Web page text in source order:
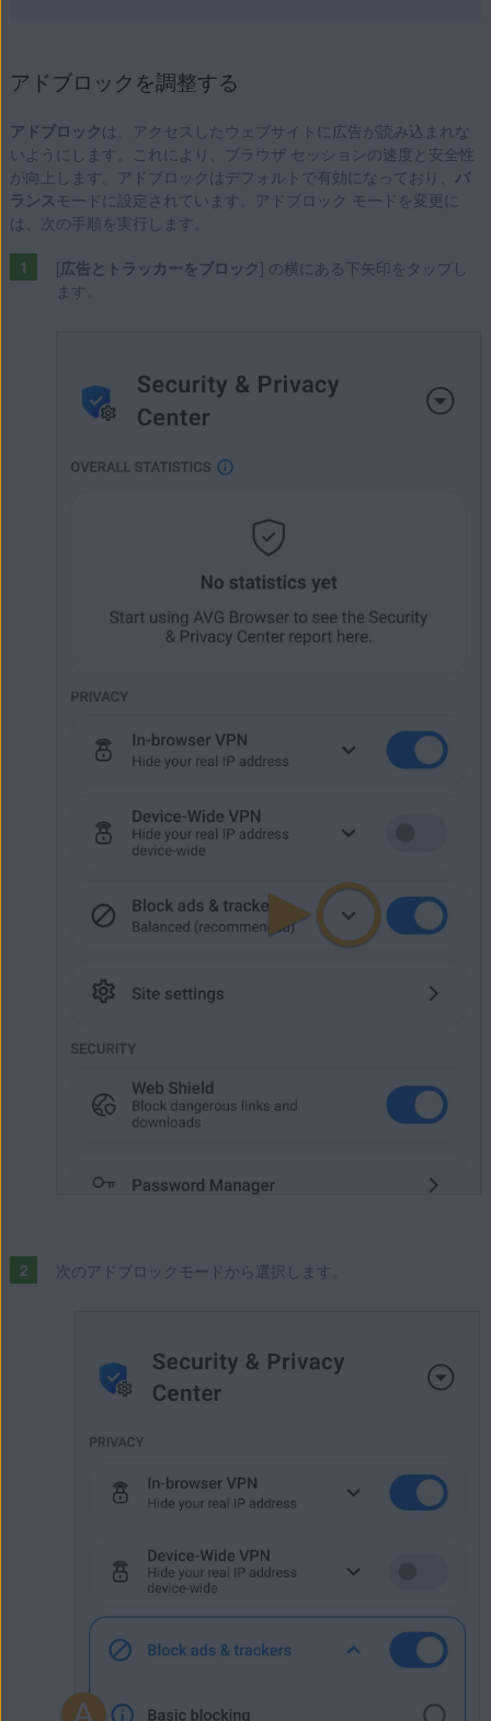
アドブロックを調整する
アドブロックは、アクセスしたウェブサイトに広告が読み込まれな
いようにします。これにより、ブラウザ セッションの速度と安全性
が向上します。アドブロックはデフォルトで有効になっており、 バ
ランスモードに設定されています。アドブロック モードを変更に
は、次の手順を実行します。
[広告とトラッカーをブロック] の横にある下矢印をタップし
ます。
次のアドブロックモードから選択します。